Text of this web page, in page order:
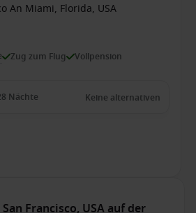
An Miami, Florida, USA
Zug zum Flug Vollpension
Nächte Keine alternativen
Francisco, USA auf der